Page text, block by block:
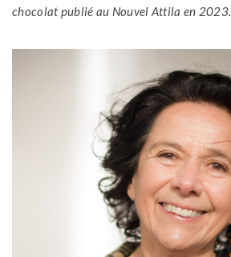
chocolat publié au Nouvel Attila en 2023.